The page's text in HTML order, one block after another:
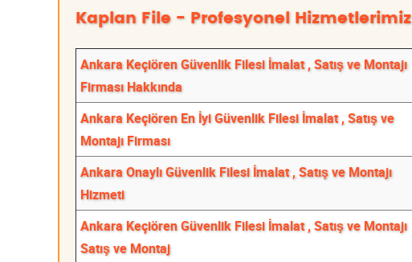
Kaplan File - Profesyonel Hizmetlerimiz
Ankara Keçiören Güvenlik Filesi İmalat , Satış ve Montajı
Firması Hakkında
Ankara Keçiören En İyi Güvenlik Filesi İmalat , Satış ve
Montajı Firması
Ankara Onaylı Güvenlik Filesi İmalat , Satış ve Montajı
Hizmeti
Ankara Keçiören Güvenlik Filesi İmalat , Satış ve Montajı
Satış ve Montaj